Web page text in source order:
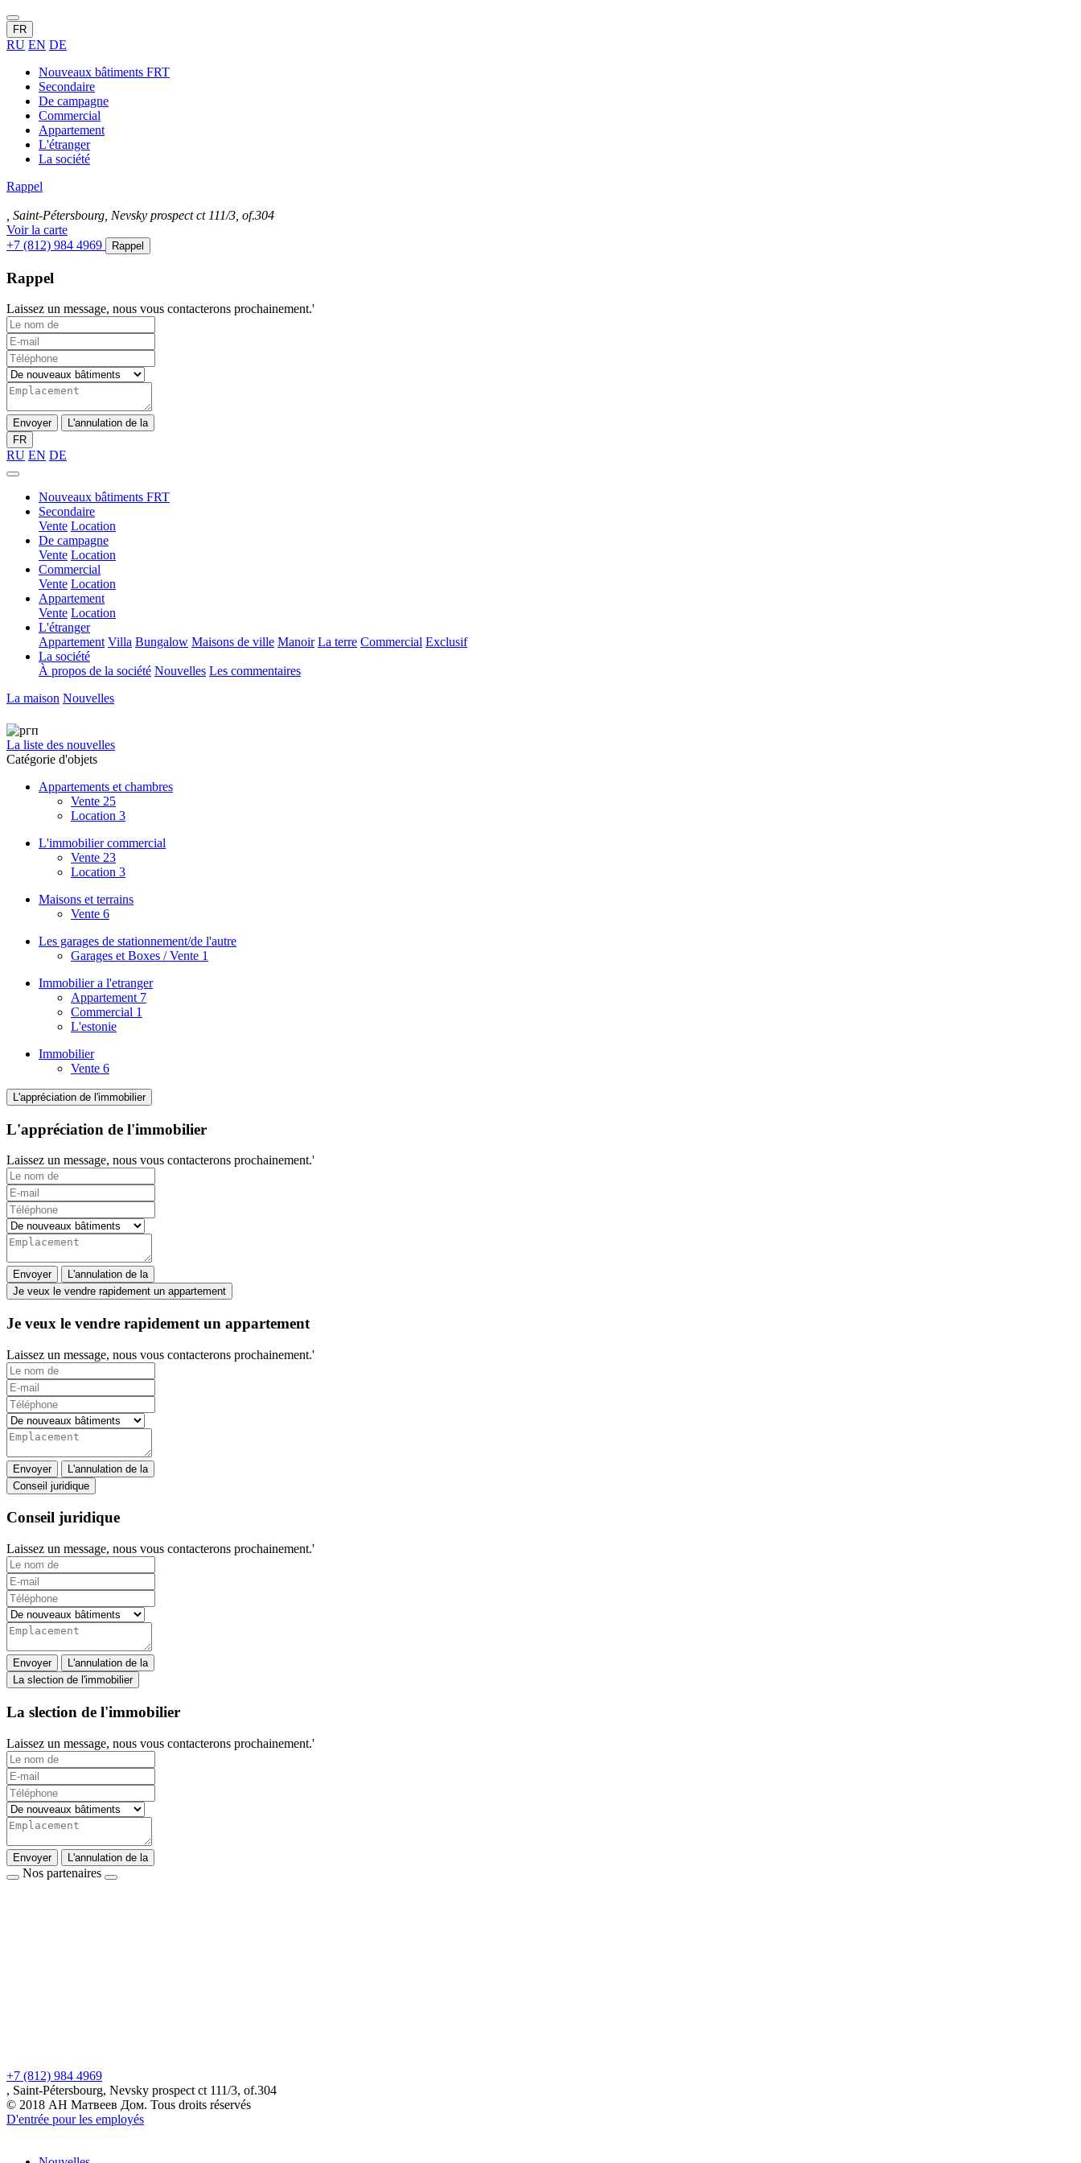
FR
RU EN DE
Nouveaux bâtiments FRT
Secondaire
De campagne
Commercial
Appartement
L'étranger
La société
Rappel
, Saint-Pétersbourg, Nevsky prospect ct 111/3, of.304
Voir la carte
+7 (812) 984 4969
Rappel
Rappel
Laissez un message, nous vous contacterons prochainement.'
Envoyer
L'annulation de la
FR
RU EN DE
Nouveaux bâtiments FRT
Secondaire
Vente Location
De campagne
Vente Location
Commercial
Vente Location
Appartement
Vente Location
L'étranger
Appartement Villa Bungalow Maisons de ville Manoir La terre Commercial Exclusif
La société
À propos de la société Nouvelles Les commentaires
La maison Nouvelles
La liste des nouvelles
Catégorie d'objets
Appartements et chambres
Vente 25
Location 3
L'immobilier commercial
Vente 23
Location 3
Maisons et terrains
Vente 6
Les garages de stationnement/de l'autre
Garages et Boxes / Vente 1
Immobilier a l'etranger
Appartement 7
Commercial 1
L'estonie
Immobilier
Vente 6
L'appréciation de l'immobilier
L'appréciation de l'immobilier
Laissez un message, nous vous contacterons prochainement.'
Envoyer
L'annulation de la
Je veux le vendre rapidement un appartement
Je veux le vendre rapidement un appartement
Laissez un message, nous vous contacterons prochainement.'
Envoyer
L'annulation de la
Conseil juridique
Conseil juridique
Laissez un message, nous vous contacterons prochainement.'
Envoyer
L'annulation de la
La slection de l'immobilier
La slection de l'immobilier
Laissez un message, nous vous contacterons prochainement.'
Envoyer L'annulation de la
Nos partenaires
+7 (812) 984 4969
, Saint-Pétersbourg, Nevsky prospect ct 111/3, of.304
© 2018 АН Матвеев Дом. Tous droits réservés
D'entrée pour les employés